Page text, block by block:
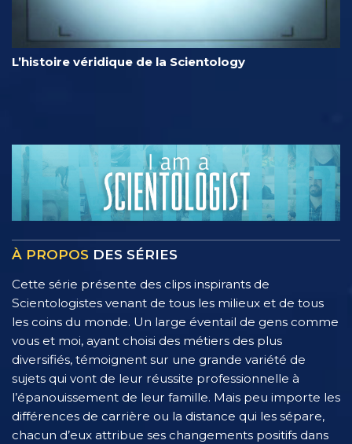
L’histoire véridique de la Scientology
À PROPOS DES SÉRIES
Cette série présente des clips inspirants de
Scientologistes venant de tous les milieux et de tous
les coins du monde. Un large éventail de gens comme
vous et moi, ayant choisi des métiers des plus
diversifiés, témoignent sur une grande variété de
sujets qui vont de leur réussite professionnelle à
l’épanouissement de leur famille. Mais peu importe les
différences de carrière ou la distance qui les sépare,
chacun d’eux attribue ses changements positifs dans